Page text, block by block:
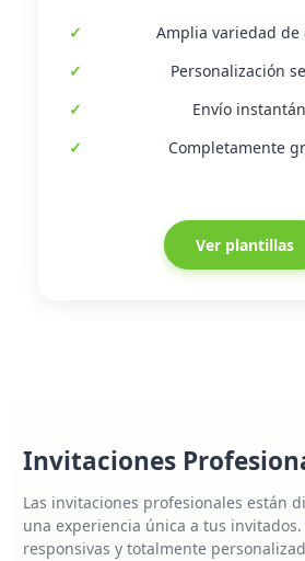
Amplia variedad de
Personalización
Envío
Completamente
Ver plantillas
Invitaciones
Las invitaciones profesionales están
una experiencia única a tus invitados.
responsivas y totalmente